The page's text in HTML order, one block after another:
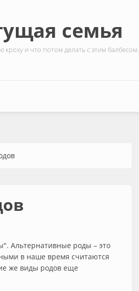
семья
кроху и что потом делать с этим балбесом.
Альтернативные роды – это
в наше время считаются
же виды родов еще